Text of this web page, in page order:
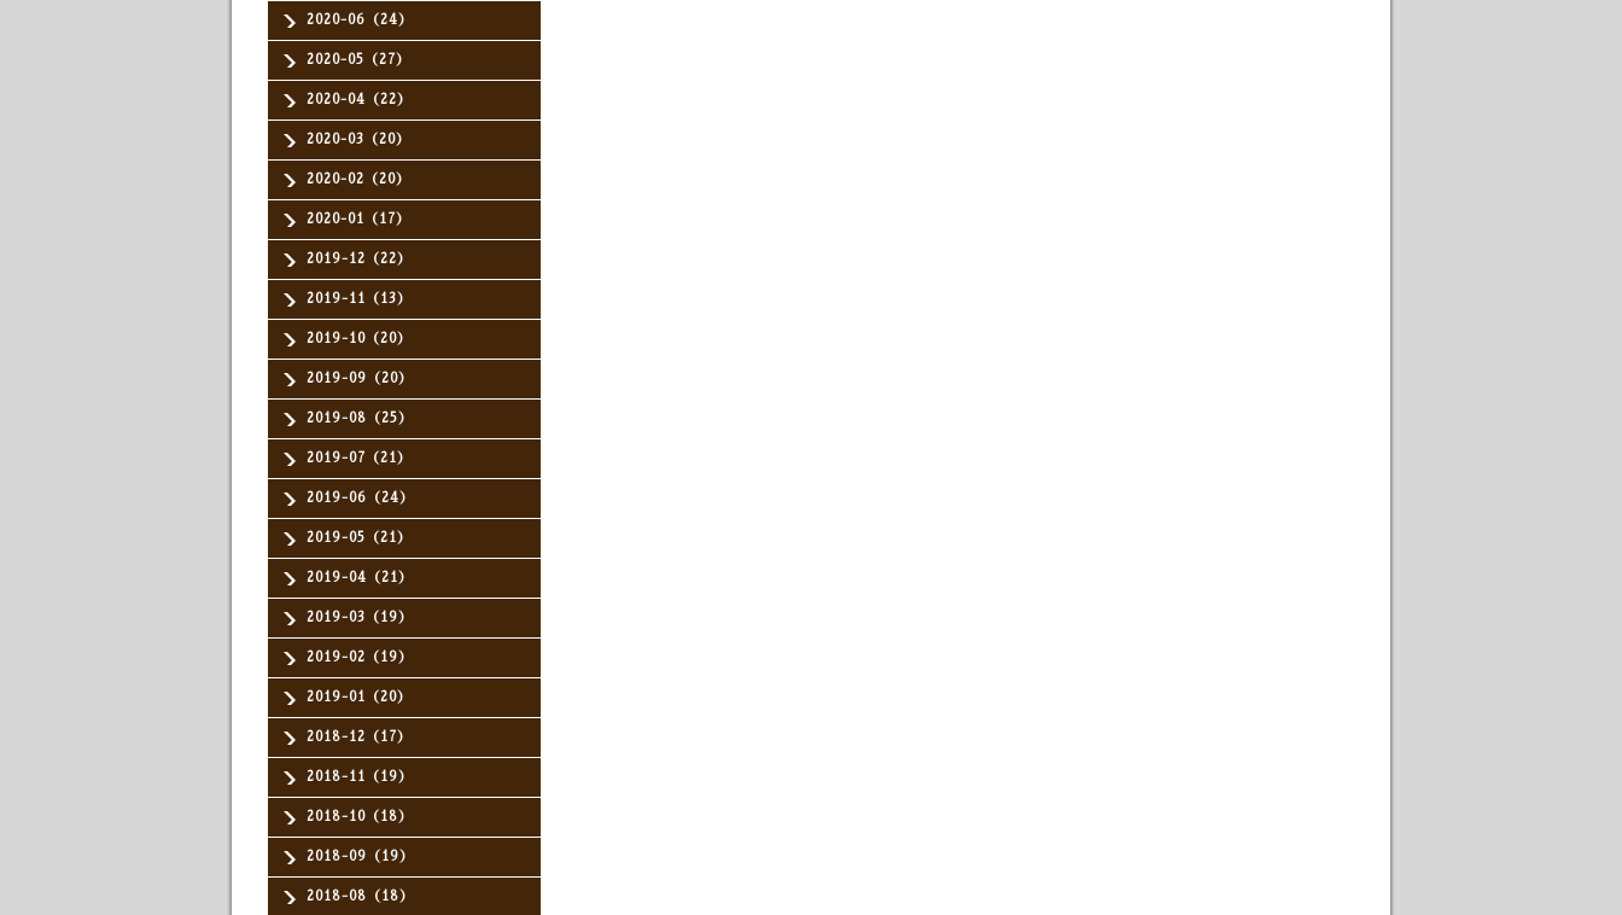
2020-06（24）
2020-05（27）
2020-04（22）
2020-03（20）
2020-02（20）
2020-01（17）
2019-12（22）
2019-11（13）
2019-10（20）
2019-09（20）
2019-08（25）
2019-07（21）
2019-06（24）
2019-05（21）
2019-04（21）
2019-03（19）
2019-02（19）
2019-01（20）
2018-12（17）
2018-11（19）
2018-10（18）
2018-09（19）
2018-08（18）